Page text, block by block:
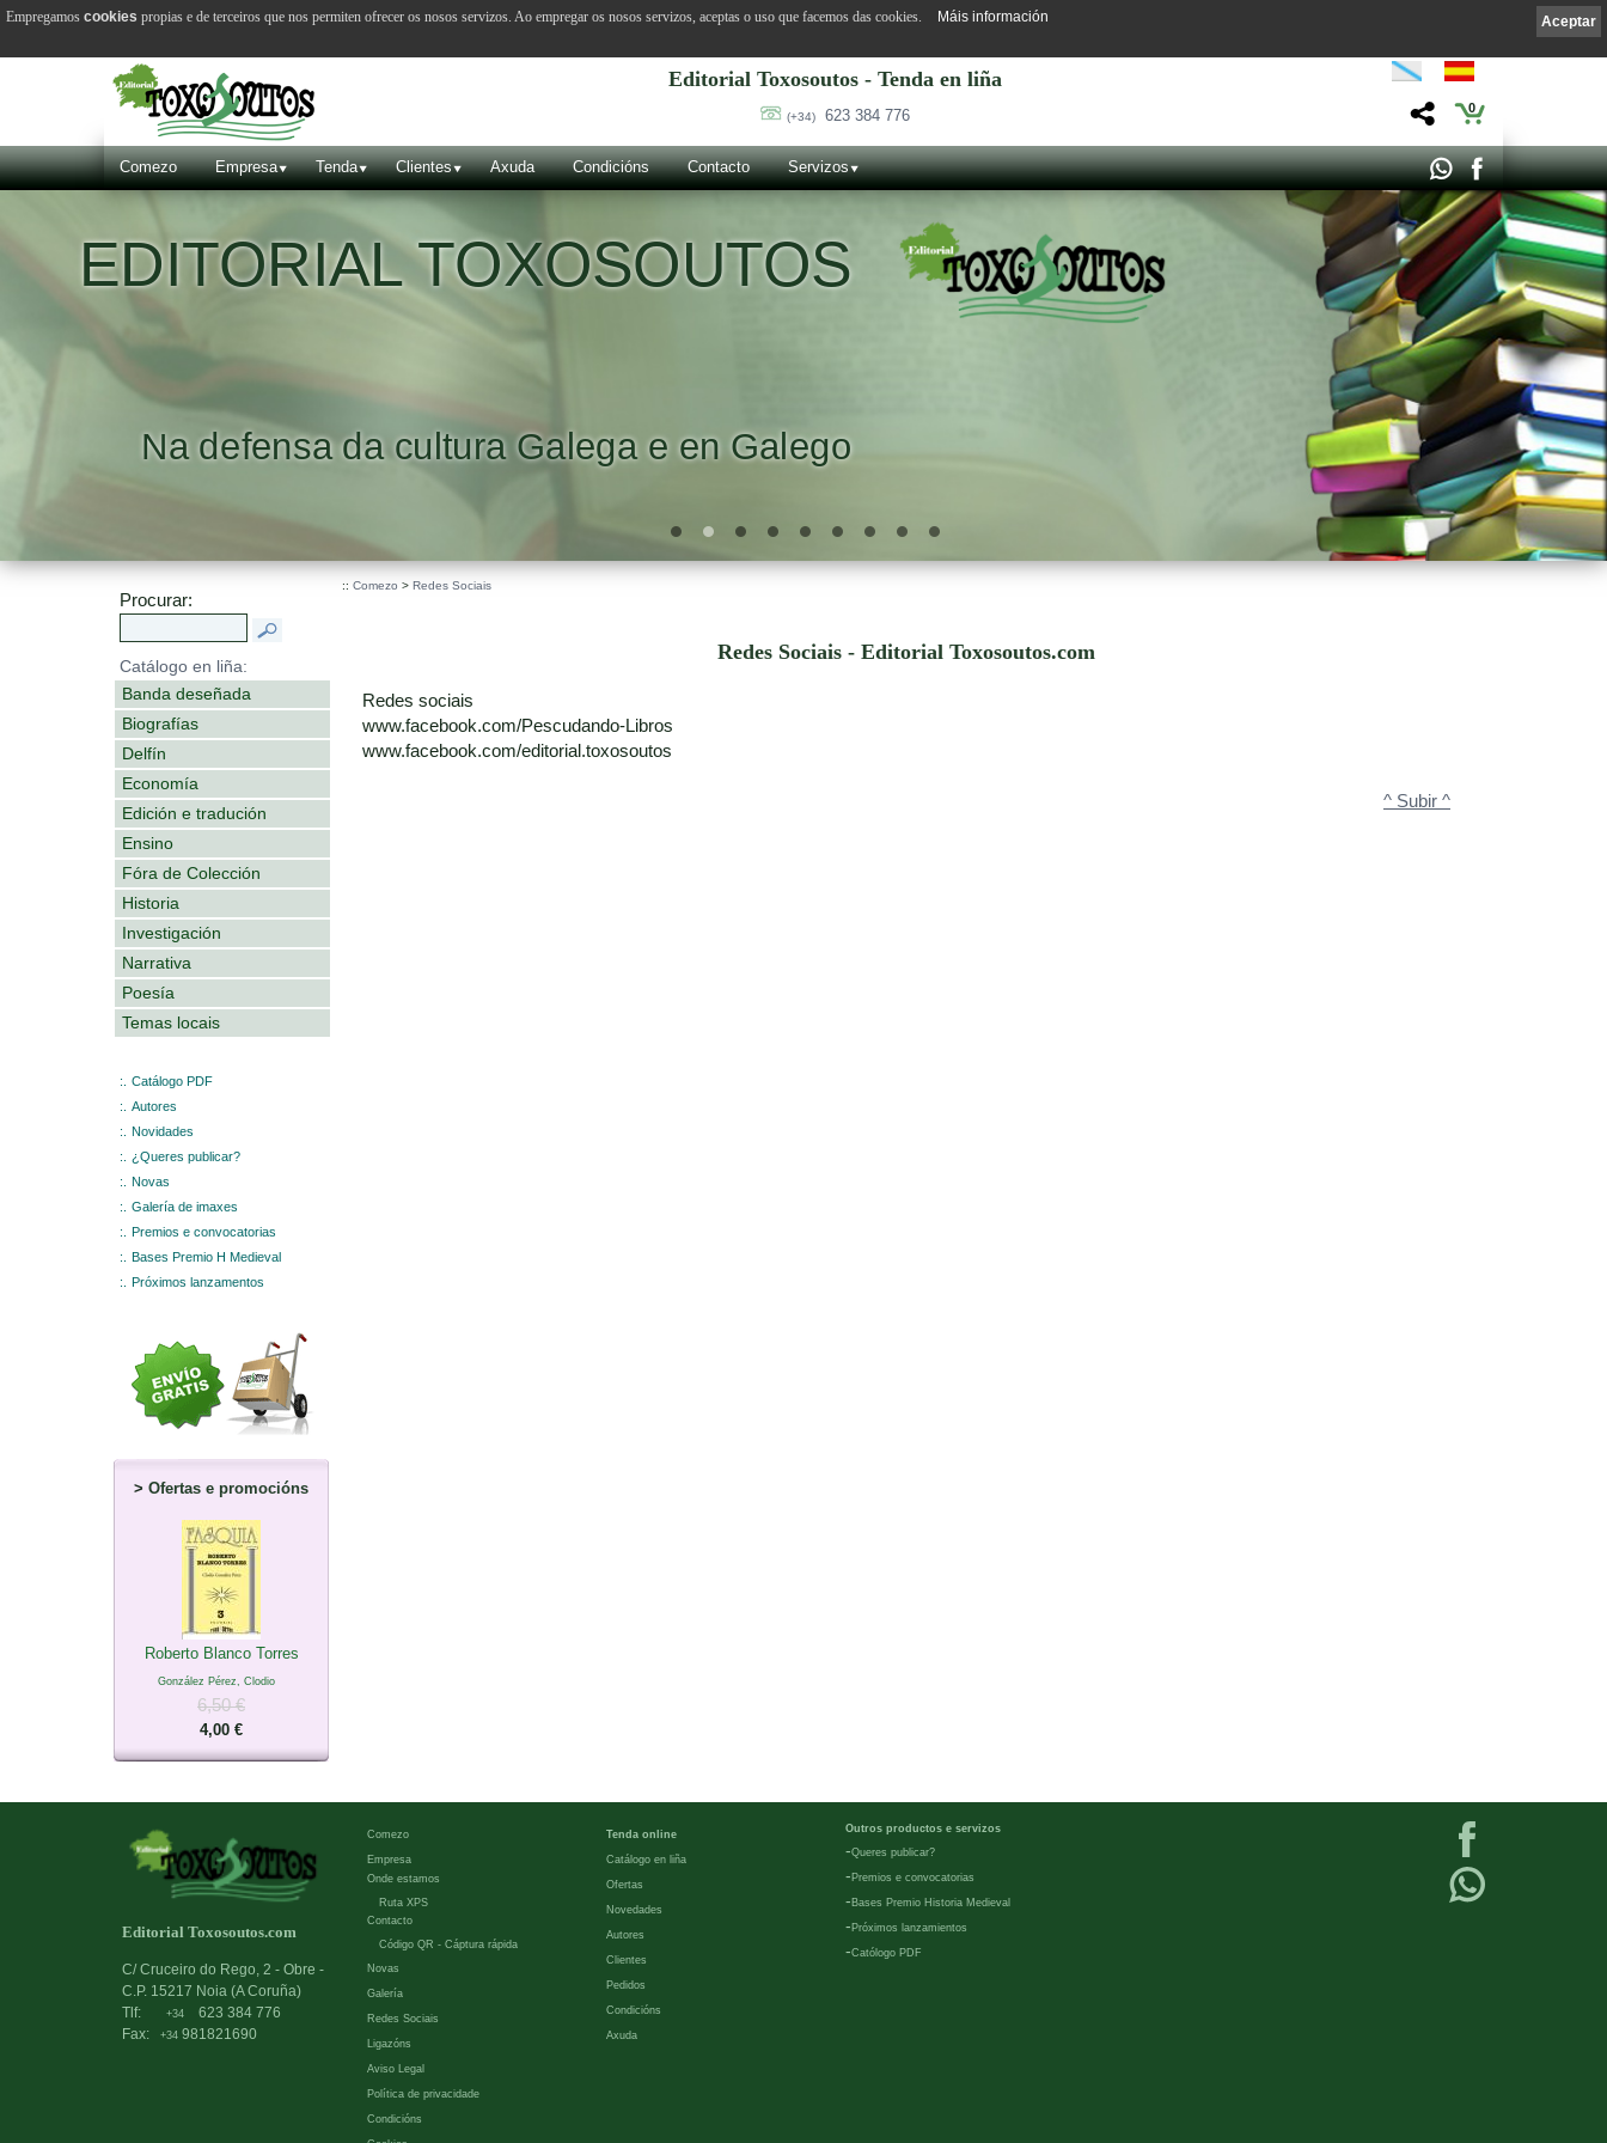
Editorial Toxosoutos - Tenda en liña
(+34) 623 384 776 0
Comezo Empresa Tenda Clientes Axuda Condicións Contacto Servizos
EDITORIAL TOXOSOUTOS
Na defensa da cultura Galega e en Galego
Procurar:
Catálogo en liña:
Banda deseñada
Biografías
Delfín
Economía
Edición e tradución
Ensino
Fóra de Colección
Historia
Investigación
Narrativa
Poesía
Temas locais
:.
Catálogo PDF
:.
Autores
:.
Novidades
:.
¿Queres publicar?
:.
Novas
:.
Galería de imaxes
:.
Premios e convocatorias
:.
Bases Premio H Medieval
:.
Próximos lanzamentos
> Ofertas e promocións
Roberto Blanco Torres
González Pérez, Clodio
6,50 €
4,00 €
:: Comezo > Redes Sociais
Redes Sociais - Editorial Toxosoutos.com
Redes sociais
www.facebook.com/Pescudando-Libros
www.facebook.com/editorial.toxosoutos
^ Subir ^
Editorial Toxosoutos.com
C/ Cruceiro do Rego, 2 - Obre -
C.P. 15217 Noia (A Coruña)
Tlf:
+34
623 384 776
Fax:
+34 981821690
Comezo
Empresa
Onde estamos
Ruta XPS
Contacto
Código QR - Cáptura rápida
Novas
Galería
Redes Sociais
Ligazóns
Aviso Legal
Política de privacidade
Condicións
Tenda online
Catálogo en liña
Ofertas
Novedades
Autores
Clientes
Pedidos
Condicións
Axuda
Outros productos e servizos
-Queres publicar?
- Premios e convocatorias
- Bases Premio Historia Medieval
- Próximos lanzamientos
-Católogo PDF
Aceptar
Empregamos cookies propias e de terceiros que nos permiten ofrecer os nosos servizos. Ao empregar os nosos servizos, aceptas o uso que facemos das cookies. Máis información